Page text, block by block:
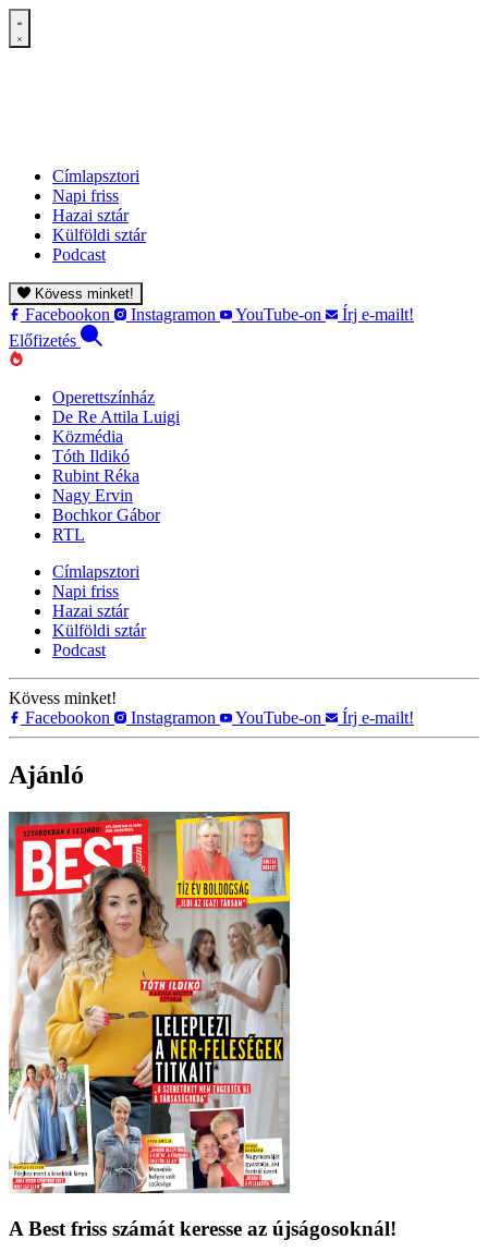
Címlapsztori
Napi friss
Hazai sztár
Külföldi sztár
Podcast
Kövess minket!
Facebookon Instagramon YouTube-on
Írj e-mailt!
Előfizetés
Operettszínház
De Re Attila Luigi
Közmédia
Tóth Ildikó
Rubint Réka
Nagy Ervin
Bochkor Gábor
RTL
Címlapsztori
Napi friss
Hazai sztár
Külföldi sztár
Podcast
Kövess minket!
Facebookon
Instagramon YouTube-on Írj e-mailt!
Ajánló
A Best friss számát keresse az újságosoknál!